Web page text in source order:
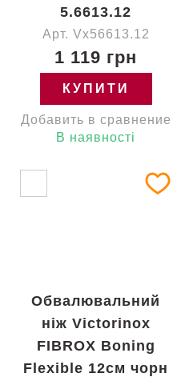
5.6613.12
Арт. Vx56613.12
1 119 грн
КУПИТИ
Добавить в сравнение
В наявності
Обвалювальний
ніж Victorinox
FIBROX Boning
Flexible 12см чорн